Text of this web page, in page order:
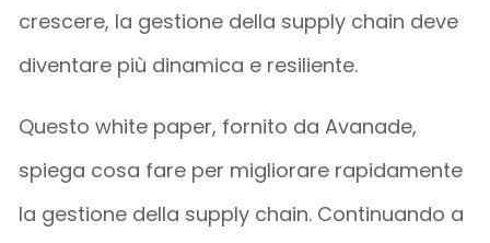
crescere, la gestione della supply chain deve
diventare più dinamica e resiliente.
Questo white paper, fornito da Avanade,
spiega cosa fare per migliorare rapidamente
la gestione della supply chain. Continuando a